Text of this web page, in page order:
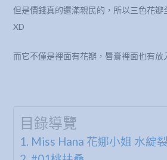
但是價錢真的還滿親民的，所以三色花瓣
XD
而它不僅是裡面有花瓣，唇膏裡面也有放
目錄導覽
Miss Hana 花娜小姐 水綻